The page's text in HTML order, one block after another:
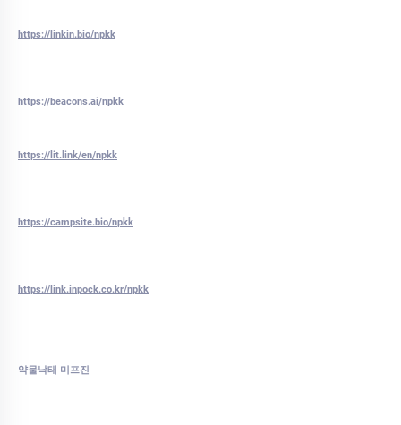
https://linkin.bio/npkk
https://beacons.ai/npkk
https://lit.link/en/npkk
https://campsite.bio/npkk
https://link.inpock.co.kr/npkk
약물낙태 미프진